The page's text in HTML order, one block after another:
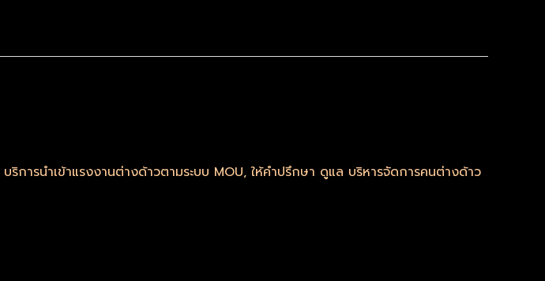
บริการนำเข้าแรงงานต่างด้าวตามระบบ MOU,ให้คำปรึกษา ดูแล บริหารจัดการคนต่างด้าว